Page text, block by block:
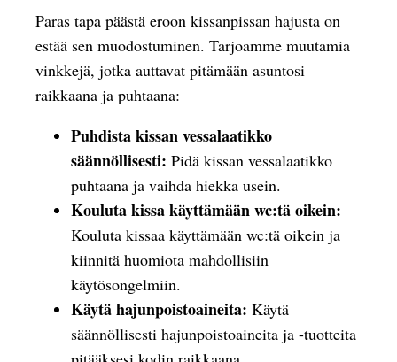
Paras tapa päästä eroon kissanpissan hajusta on
estää sen muodostuminen. Tarjoamme muutamia
vinkkejä, jotka auttavat pitämään asuntosi
raikkaana ja puhtaana:
Puhdista kissan vessalaatikko
säännöllisesti: Pidä kissan vessalaatikko
puhtaana ja vaihda hiekka usein.
Kouluta kissa käyttämään wc:tä oikein:
Kouluta kissaa käyttämään wc:tä oikein ja
kiinnitä huomiota mahdollisiin
käytösongelmiin.
Käytä hajunpoistoaineita: Käytä
säännöllisesti hajunpoistoaineita ja -tuotteita